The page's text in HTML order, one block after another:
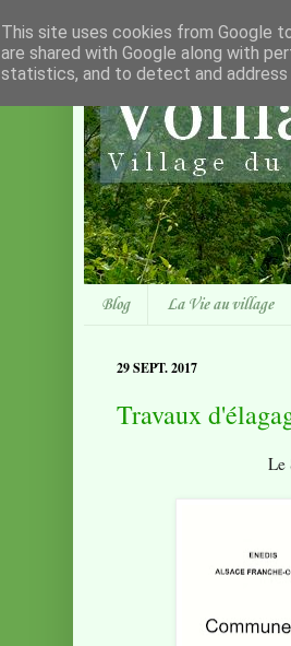
Blog La Vie au village
29 SEPT. 2017
Travaux
Le
This site uses cookies from Google
are shared with Google along with
statistics, and to detect and address